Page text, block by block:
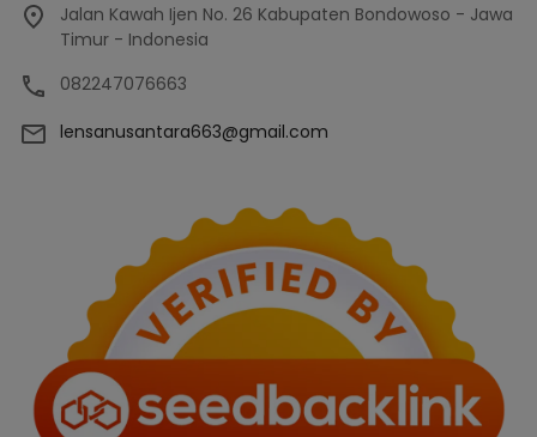
Jalan Kawah Ijen No. 26 Kabupaten Bondowoso - Jawa
Timur - Indonesia
082247076663
lensanusantara663@gmail.com